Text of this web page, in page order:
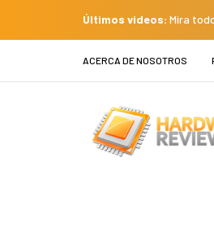
Últimos videos: Mira
ACERCA DE NOSOTROS